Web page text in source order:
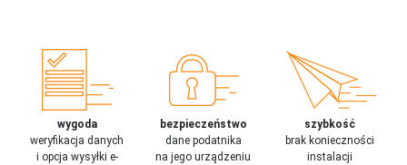
wygoda
weryfikacja danych
i opcja wysyłki e-
bezpieczeństwo
dane podatnika
na jego urządzeniu
szybkość
brak konieczności
instalacji